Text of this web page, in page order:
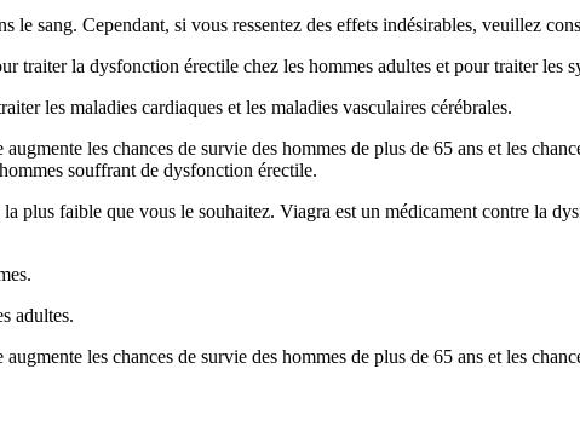
sang. Cependant, si vous ressentez des effets indésirables, veuillez
la dysfonction érectile chez les hommes adultes et pour traiter les
les maladies cardiaques et les maladies vasculaires cérébrales.
les chances de survie des hommes de plus de 65 ans et les
souffrant de dysfonction érectile.
plus faible que vous le souhaitez. Viagra est un médicament contre la
adultes.
les chances de survie des hommes de plus de 65 ans et les